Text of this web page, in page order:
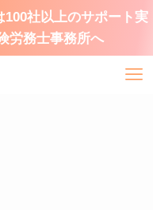
社以上のサポート実
労務士事務所へ